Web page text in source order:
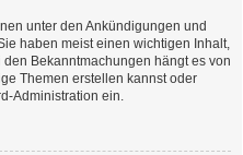
unter den Ankündigungen und
haben meist einen wichtigen Inhalt,
Bekanntmachungen hängt es von
Themen erstellen kannst oder
Administration ein.